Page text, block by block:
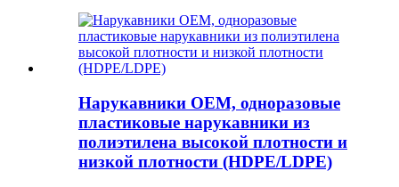
Нарукавники OEM, одноразовые
пластиковые нарукавники из
полиэтилена высокой плотности и
низкой плотности (HDPE/LDPE)